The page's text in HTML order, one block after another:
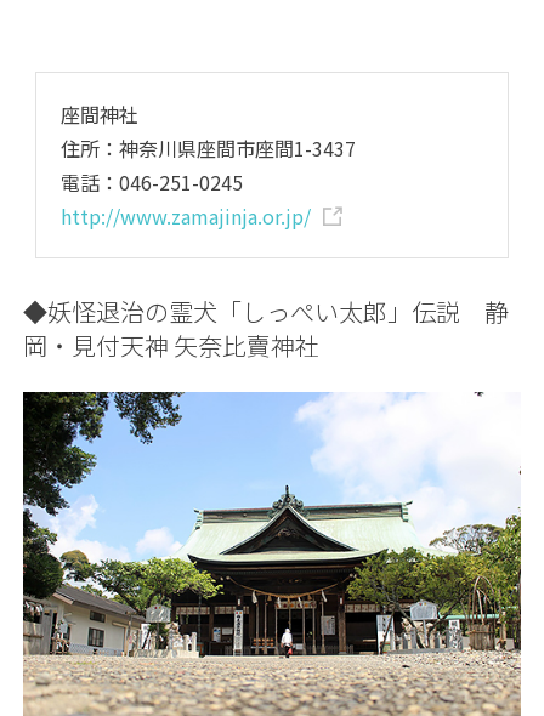
座間神社
住所：神奈川県座間市座間1-3437
電話：046-251-0245
http://www.zamajinja.or.jp/
◆妖怪退治の霊犬「しっぺい太郎」伝説 静
岡・見付天神 矢奈比賣神社